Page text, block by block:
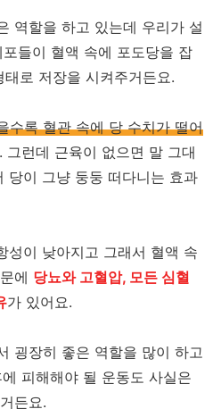
역할을 하고 있는데 우리가 설
들이 혈액 속에 포도당을 잡
로 저장을 시켜주거든요.
수록 혈관 속에 당 수치가 떨어
그런데 근육이 없으면 말 그대
당이 그냥 둥둥 떠다니는 효과
성이 낮아지고 그래서 혈액 속
에 당뇨와 고혈압, 모든 심혈
가 있어요.
굉장히 좋은 역할을 많이 하고
피해해야 될 운동도 사실은
든요.